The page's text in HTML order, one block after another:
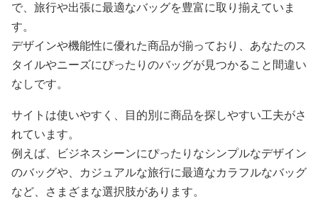
で、旅行や出張に最適なバッグを豊富に取り揃えていま
す。
デザインや機能性に優れた商品が揃っており、あなたのス
タイルやニーズにぴったりのバッグが見つかること間違い
なしです。
サイトは使いやすく、目的別に商品を探しやすい工夫がさ
れています。
例えば、ビジネスシーンにぴったりなシンプルなデザイン
のバッグや、カジュアルな旅行に最適なカラフルなバッグ
など、さまざまな選択肢があります。